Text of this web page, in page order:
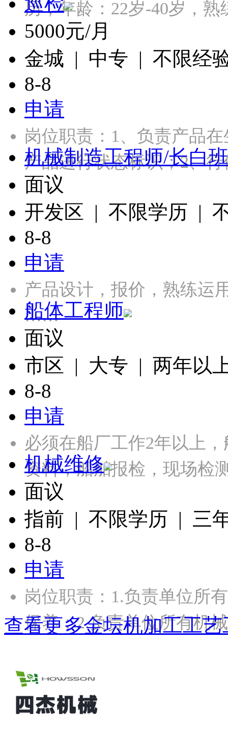
历，年龄：22岁-40岁，
5000元/月
金城 | 中专 | 不限经
8-8
申请
岗位职责：1、负责产品
产品进行状态标识；2、
机械制造工程师/长白班
面议
开发区 | 不限学历 |
8-8
申请
产品设计，报价，熟练运
……
船体工程师
面议
市区 | 大专 | 两年以
8-8
申请
必须在船厂工作2年以上
资料，船舶报检，现场
机械维修
面议
指前 | 不限学历 | 三
8-8
申请
岗位职责：1.负责单位所
保养；2.负责单位所有机
查看更多金坛机加工工